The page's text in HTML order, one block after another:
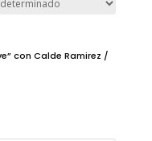
con Calde Ramirez /